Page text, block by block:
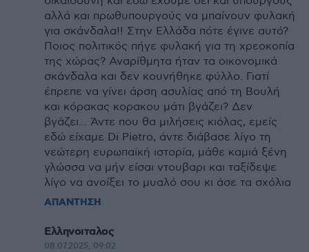
αλλά και πρωθυπουργούς να μπαίνουν φυλακή
για σκάνδαλα!! Στην Ελλάδα πότε έγινε αυτό?
Ποιος πολιτικός πήγε φυλακή για τη χρεοκοπία
της χώρας? Αναρίθμητα ήταν τα οικονομικά
σκάνδαλα και δεν κουνήθηκε φύλλο. Γιατί
έπρεπε να γίνει άρση ασυλίας από τη Βουλή
και κόρακας κορακου μάτι βγάζει? Δεν
βγάζει... Άντε που θα μιλήσεις κιόλας, εμείς
εδώ είχαμε Di Pietro, άντε διάβασε λίγο τη
νεώτερη ευρωπαϊκή ιστορία, μάθε καμιά ξένη
γλώσσα να μήν είσαι ντουβαρι και ταξίδεψε
λίγο να ανοίξει το μυαλό σου κι άσε τα σχόλια
ΑΠΑΝΤΗΣΗ
Ελληνοιταλος
08.07.2025, 09:02